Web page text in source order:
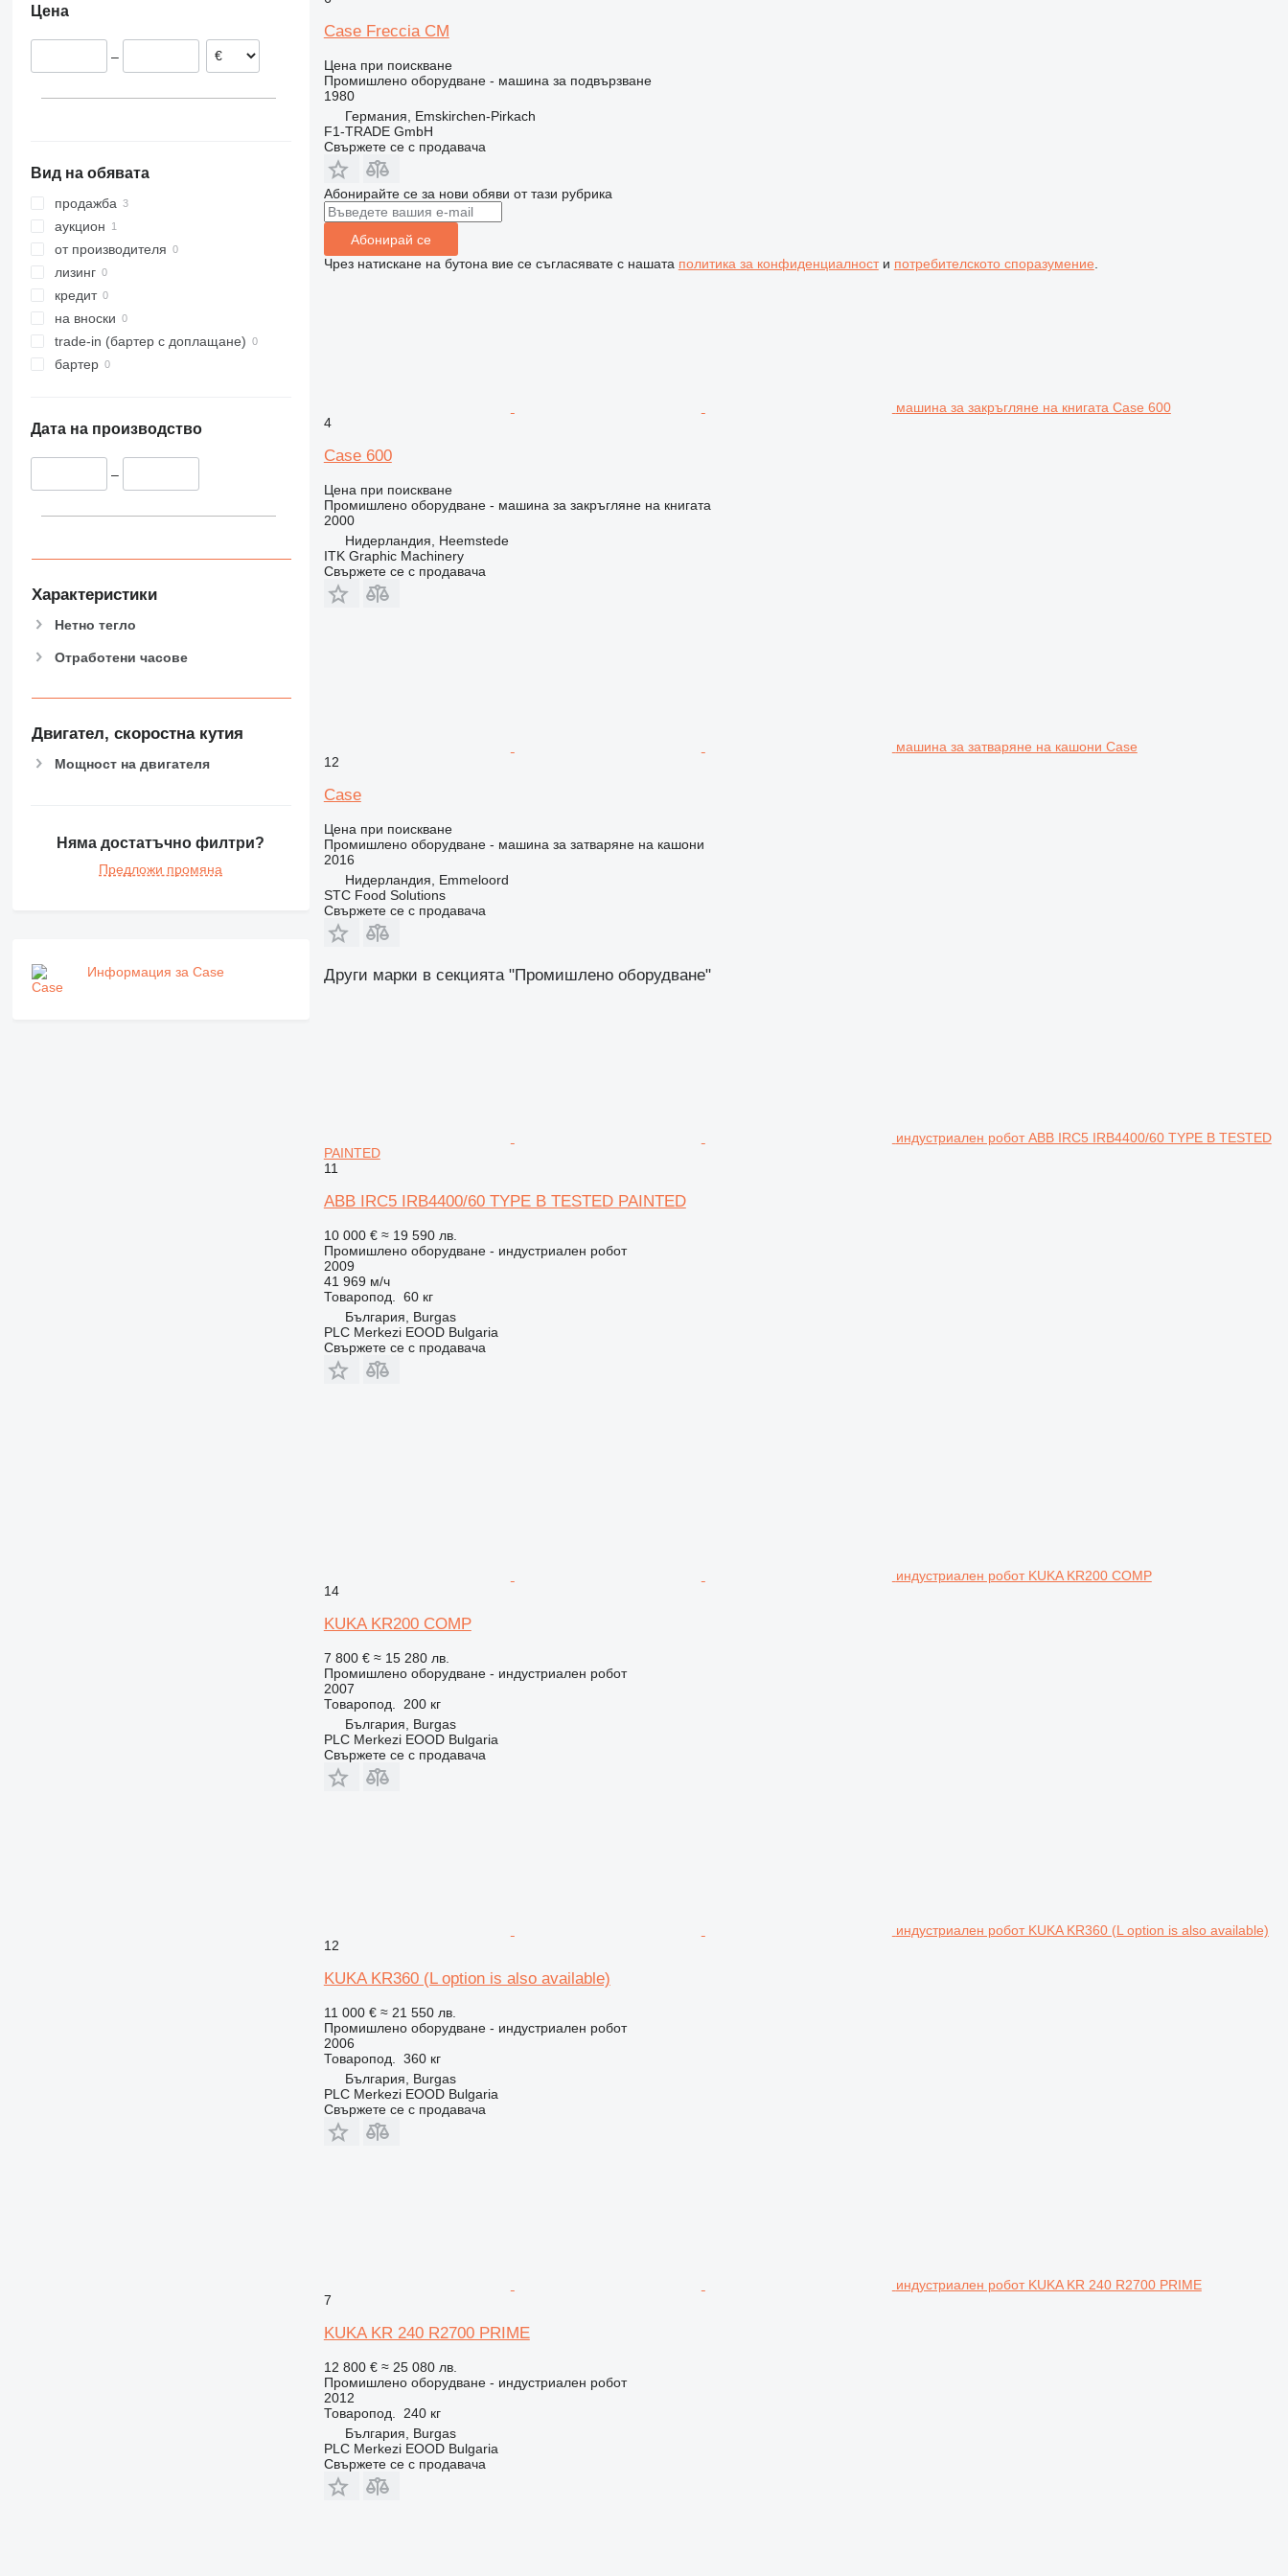
Цена
–
Вид на обявата
продажба
аукцион
от производителя
лизинг
кредит
на вноски
trade-in (бартер с доплащане)
бартер
Дата на производство
–
Характеристики
Нетно тегло
Отработени часове
Двигател, скоростна кутия
Мощност на двигателя
Няма достатъчно филтри?
Предложи промяна
Информация за Case
Case Freccia CM
Цена при поискване
Промишлено оборудване - машина за подвързване
1980
Германия, Emskirchen-Pirkach
F1-TRADE GmbH
Свържете се с продавача
Абонирайте се за нови обяви от тази рубрика
Абонирай се
Чрез натискане на бутона вие се съгласявате с нашата политика за конфиденциалности потребителското споразумение
машина за закръгляне на книгата Case 600
4
Case 600
Цена при поискване
Промишлено оборудване - машина за закръгляне на книгата
2000
Нидерландия, Heemstede
ITK Graphic Machinery
Свържете се с продавача
машина за затваряне на кашони Case
12
Case
Цена при поискване
Промишлено оборудване - машина за затваряне на кашони
2016
Нидерландия, Emmeloord
STC Food Solutions
Свържете се с продавача
Други марки в секцията "Промишлено оборудване"
индустриален робот ABB IRC5 IRB4400/60 TYPE B TESTED
PAINTED
11
ABB IRC5 IRB4400/60 TYPE B TESTED PAINTED
10 000 € ≈ 19 590 лв.
Промишлено оборудване - индустриален робот
2009
41 969 м/ч
Товаропод.
60 кг
България, Burgas
PLC Merkezi EOOD Bulgaria
Свържете се с продавача
индустриален робот KUKA KR200 COMP
14
KUKA KR200 COMP
7 800 € ≈ 15 280 лв.
Промишлено оборудване - индустриален робот
2007
Товаропод.
200 кг
България, Burgas
PLC Merkezi EOOD Bulgaria
Свържете се с продавача
индустриален робот KUKA KR360 (L option is also available)
12
KUKA KR360 (L option is also available)
11 000 € ≈ 21 550 лв.
Промишлено оборудване - индустриален робот
2006
Товаропод.
360 кг
България, Burgas
PLC Merkezi EOOD Bulgaria
Свържете се с продавача
индустриален робот KUKA KR 240 R2700 PRIME
7
KUKA KR 240 R2700 PRIME
12 800 € ≈ 25 080 лв.
Промишлено оборудване - индустриален робот
2012
Товаропод.
240 кг
България, Burgas
PLC Merkezi EOOD Bulgaria
Свържете се с продавача